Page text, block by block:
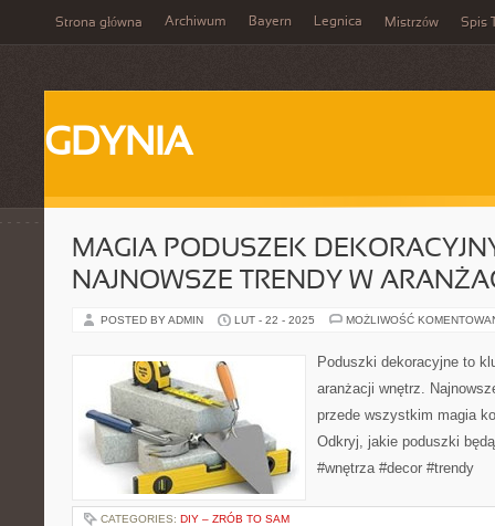
Strona główna Archiwum Bayern Legnica Mistrzów Spis
GDYNIA
MAGIA PODUSZEK
NAJNOWSZE TRENDY W
POSTED BY ADMIN LUT - 22 - 2025 MOŻLIWOŚĆ
Poduszki dekoracyjne to
aranżacji wnętrz.
przede wszystkim magia
Odkryj, jakie poduszki
#wnętrza #decor #trendy
CATEGORIES: DIY – ZRÓB TO SAM